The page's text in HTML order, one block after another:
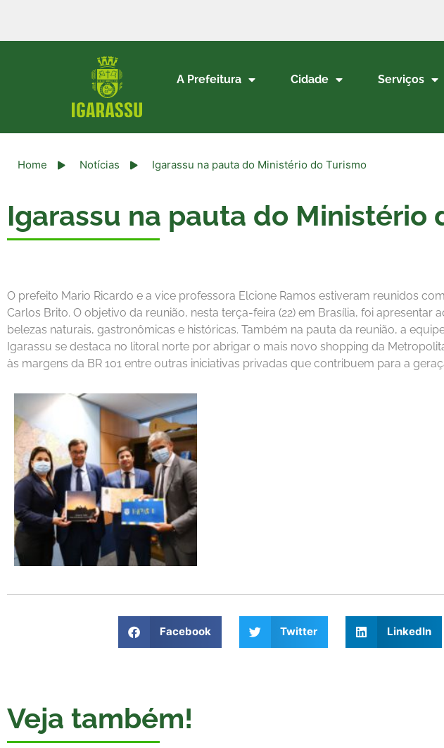
A Prefeitura Cidade Serviços
Home Notícias Igarassu na pauta do Ministério do Turismo
Igarassu na pauta do Ministério
O prefeito Mario Ricardo e a vice professora Elcione Ramos estiveram reunidos
Carlos Brito. O objetivo da reunião, nesta terça-feira (22) em Brasília, foi
belezas naturais, gastronômicas e históricas. Também na pauta da reunião, a
Igarassu se destaca no litoral norte por abrigar o mais novo shopping da
às margens da BR 101 entre outras iniciativas privadas que contribuem para a
Facebook Twitter LinkedIn
Veja também!